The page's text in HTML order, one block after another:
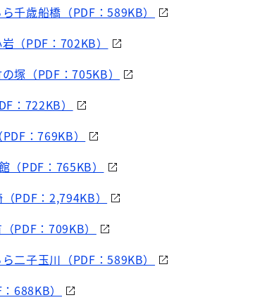
千歳船橋（PDF：589KB）
（PDF：702KB）
塚（PDF：705KB）
：722KB）
：769KB）
（PDF：765KB）
PDF：2,794KB）
PDF：709KB）
二子玉川（PDF：589KB）
688KB）